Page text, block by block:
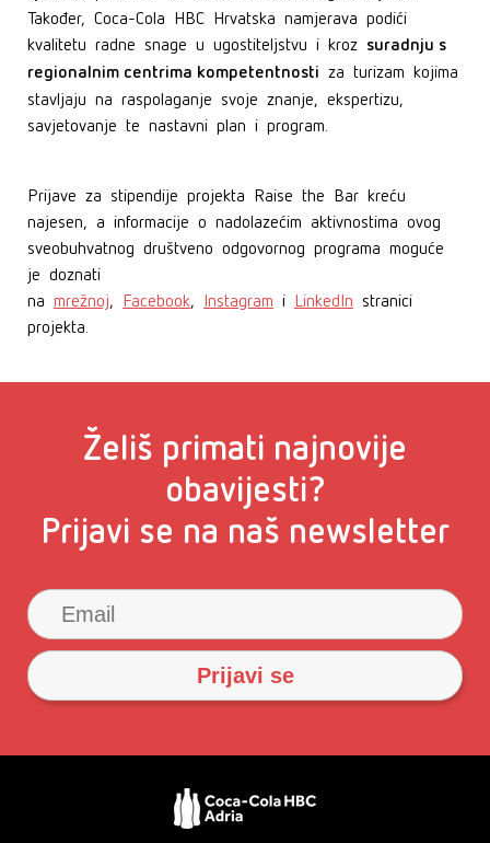
Također, Coca-Cola HBC Hrvatska namjerava podići
kvalitetu radne snage u ugostiteljstvu i kroz suradnju s
regionalnim centrima kompetentnosti za turizam kojima
stavljaju na raspolaganje svoje znanje, ekspertizu,
savjetovanje te nastavni plan i program.
Prijave za stipendije projekta Raise the Bar kreću
najesen, a informacije o nadolazećim aktivnostima ovog
sveobuhvatnog društveno odgovornog programa moguće
je doznati
na mrežnoj Facebook Instagram i LinkedIn stranici
projekta.
Želiš primati najnovije
obavijesti?
Prijavi se na naš newsletter